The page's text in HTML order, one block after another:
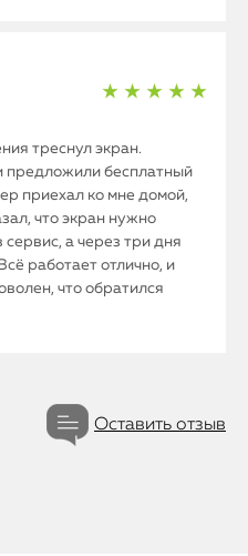
★ ★ ★ ★ ★
треснул экран.
предложили бесплатный
приехал ко мне домой,
что экран нужно
а через три дня
работает отлично, и
что обратился
Оставить отзыв